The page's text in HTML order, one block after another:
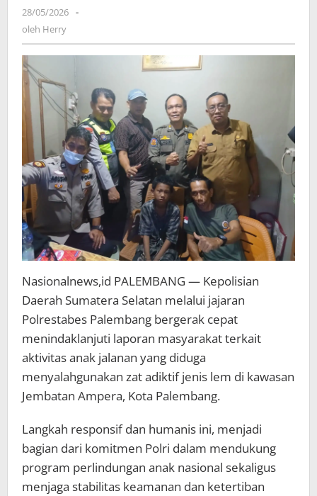
Jembatan
28/05/2026 oleh
-
oleh Herry
Nasionalnews,id PALEMBANG — Kepolisian
Daerah Sumatera Selatan melalui jajaran
Polrestabes Palembang bergerak cepat
menindaklanjuti laporan masyarakat terkait
aktivitas anak jalanan yang diduga
menyalahgunakan zat adiktif jenis lem di kawasan
Jembatan Ampera, Kota Palembang.
Langkah responsif dan humanis ini, menjadi
bagian dari komitmen Polri dalam mendukung
program perlindungan anak nasional sekaligus
menjaga stabilitas keamanan dan ketertiban